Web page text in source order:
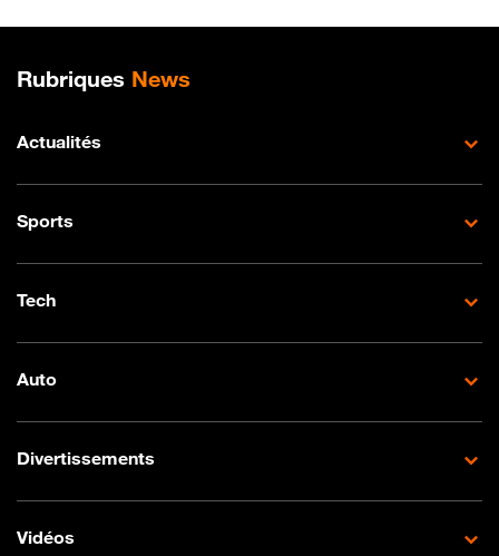
Plan de site
Rubriques News
Actualités
Sports
Tech
Auto
Divertissements
Vidéos